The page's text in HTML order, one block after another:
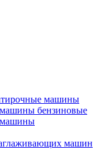
машины
бензиновые
машины
машин